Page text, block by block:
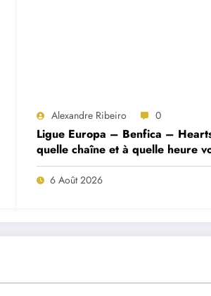
Alexandre Ribeiro 0
Ligue Europa – Benfica –
quelle chaîne et à quelle heure
match ?
6 Août 2026